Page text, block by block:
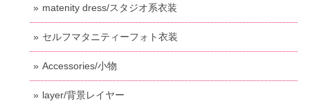
matenity dress/スタジオ系衣装
セルフマタニティーフォト衣装
Accessories/小物
layer/背景レイヤー